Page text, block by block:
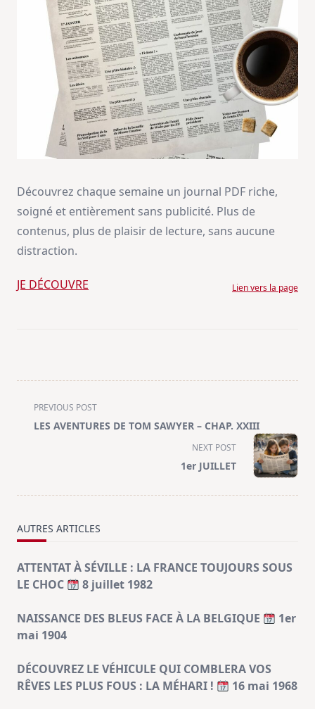
Découvrez chaque semaine un journal PDF riche,
soigné et entièrement sans publicité. Plus de
contenus, plus de plaisir de lecture, sans aucune
distraction.
JE DÉCOUVRE Lien vers la page
<span
class="nav-
PREVIOUS POST
LES AVENTURES DE TOM SAWYER – CHAP. XXIII
NEXT POST
1er JUILLET
AUTRES ARTICLES
ATTENTAT À SÉVILLE : LA FRANCE TOUJOURS SOUS
LE CHOC
8 juillet 1982
NAISSANCE DES BLEUS FACE À LA BELGIQUE
1er
mai 1904
DÉCOUVREZ LE VÉHICULE QUI COMBLERA VOS
RÊVES LES PLUS FOUS : LA MÉHARI !
16 mai 1968